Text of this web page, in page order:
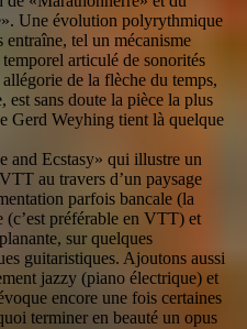
Une évolution polyrythmique
entraîne, tel un mécanisme
articulé de sonorités
de la flèche du temps,
est sans doute la pièce la plus
Gerd Weyhing tient là quelque
and Ecstasy» qui illustre un
au travers d’un paysage
parfois bancale (la
(c’est préférable en VTT) et
sur quelques
guitaristiques. Ajoutons aussi
jazzy (piano électrique) et
encore une fois certaines
terminer en beauté un opus